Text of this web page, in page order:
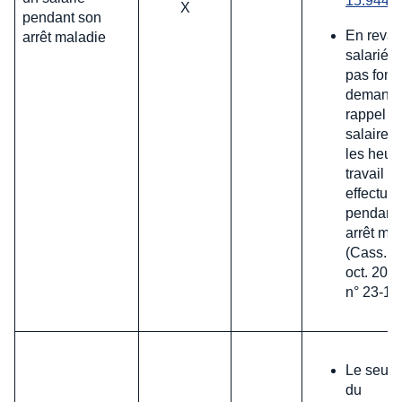
pendant son
arrêt maladie
X
En
salarié
pas
rappel
salaires
les
travail
pendant
arrêt
(Cass.
oct.
n° 23-
Le seul
du